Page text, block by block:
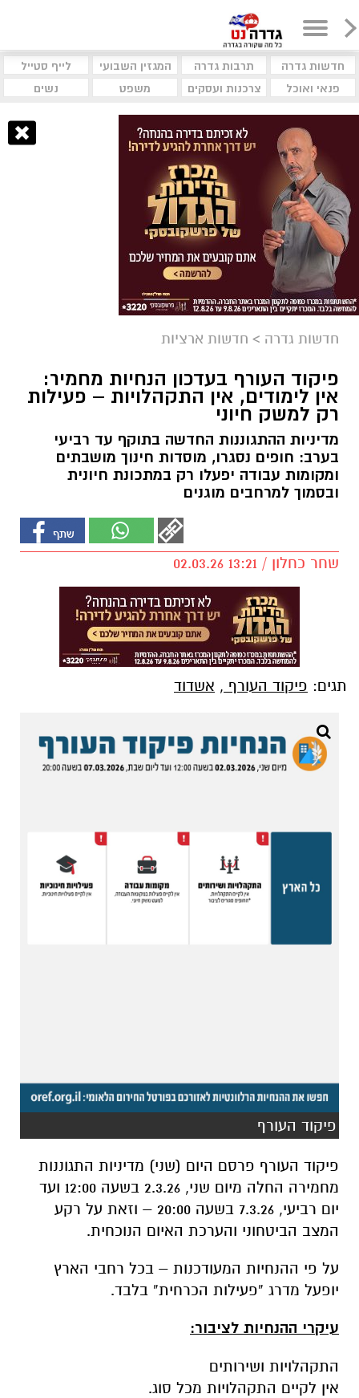
חדשות גדרה תרבות גדרה המגזין השבועי
לייף סטייל
פנאי ואוכל
צרכנות ועסקים משפט נשים
חדשות גדרה > חדשות ארציות
פיקוד העורף בעדכון הנחיות מחמיר:
אין לימודים, אין התקהלויות – פעילות
רק למשק חיוני
מדיניות ההתגוננות החדשה בתוקף עד רביעי
בערב: חופים נסגרו, מוסדות חינוך מושבתים
ומקומות עבודה יפעלו רק במתכונת חיונית
ובסמוך למרחבים מוגנים
שחר כחלון / 13:21 02.03.26
תגים: פיקוד העורף , אשדוד
פיקוד העורף
פיקוד העורף פרסם היום (שני) מדיניות התגוננות
מחמירה החלה מיום שני, 2.3.26 בשעה 12:00 ועד
יום רביעי, 7.3.26 בשעה 20:00 – וזאת על רקע
המצב הביטחוני והערכת האיום הנוכחית.
על פי ההנחיות המעודכנות – בכל רחבי הארץ
יופעל מדרג “פעילות הכרחית” בלבד.
עיקרי ההנחיות לציבור:
התקהלויות ושירותים
אין לקיים התקהלויות מכל סוג.